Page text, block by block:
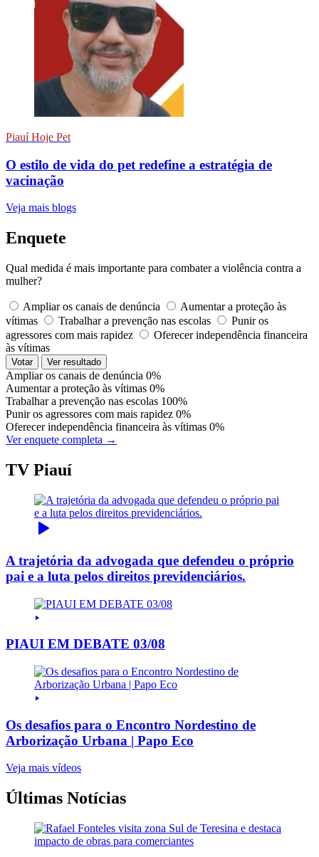
Piauí Hoje Pet
O estilo de vida do pet redefine a estratégia de
vacinação
Veja mais blogs
Enquete
Qual medida é mais importante para combater a violência contra a
mulher?
Ampliar os canais de denúncia
Aumentar a proteção às
vítimas
Trabalhar a prevenção nas escolas
Punir os
agressores com mais rapidez
Oferecer independência financeira
às vítimas
Votar Ver resultado
Ampliar os canais de denúncia 0%
Aumentar a proteção às vítimas 0%
Trabalhar a prevenção nas escolas 100%
Punir os agressores com mais rapidez 0%
Oferecer independência financeira às vítimas 0%
Ver enquete completa →
TV Piauí
A trajetória da advogada que defendeu o próprio
pai e a luta pelos direitos previdenciários.
PIAUI EM DEBATE 03/08
Os desafios para o Encontro Nordestino de
Arborização Urbana | Papo Eco
Veja mais vídeos
Últimas Notícias